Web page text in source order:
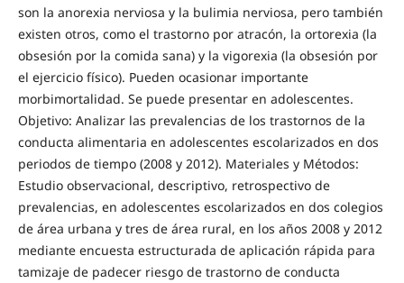
son la anorexia nerviosa y la bulimia nerviosa, pero también
existen otros, como el trastorno por atracón, la ortorexia (la
obsesión por la comida sana) y la vigorexia (la obsesión por
el ejercicio físico). Pueden ocasionar importante
morbimortalidad. Se puede presentar en adolescentes.
Objetivo: Analizar las prevalencias de los trastornos de la
conducta alimentaria en adolescentes escolarizados en dos
periodos de tiempo (2008 y 2012). Materiales y Métodos:
Estudio observacional, descriptivo, retrospectivo de
prevalencias, en adolescentes escolarizados en dos colegios
de área urbana y tres de área rural, en los años 2008 y 2012
mediante encuesta estructurada de aplicación rápida para
tamizaje de padecer riesgo de trastorno de conducta